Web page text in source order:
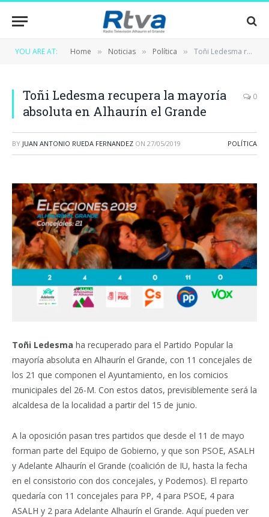
YOU ARE AT: Home » Noticias » Política » Toñi Ledesma recupera la mayoría absoluta en Alhaurín el Grande
Toñi Ledesma recupera la mayoría
absoluta en Alhaurín el Grande
0
BY JUAN ANTONIO RUEDA FERNANDEZ ON 27/05/2019 POLÍTICA
Toñi Ledesma ha recuperado para el Partido Popular la
mayoría absoluta en Alhaurín el Grande, con 11 concejales de
los 21 que componen el Ayuntamiento, en los comicios
municipales del 26-M. Con estos datos, previsiblemente será la
alcaldesa de la localidad a partir del 15 de junio.
A la oposición pasan tres partidos que desde el 11 de mayo
forman parte del Equipo de Gobierno, y que son PSOE, ASALH
y Adelante Alhaurín el Grande (coalición de IU, hasta la fecha
en el consistorio con dos concejales, y Podemos). El reparto
quedaría con 11 concejales para PP, 4 para PSOE, 4 para
ASALH y 2 para Adelante Alhaurín el Grande. Aquí pueden ver